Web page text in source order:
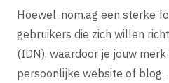
Hoewel .nom.ag een sterke
gebruikers die zich willen
(IDN), waardoor je jouw
persoonlijke website of blog.